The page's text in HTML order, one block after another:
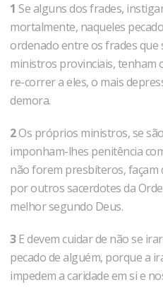
1 Se alguns dos frades,
mortalmente, naqueles
ordenado entre os frades que
ministros provinciais, tenham
re-correr a eles, o mais
demora.
2Os próprios ministros, se
imponham-lhes penitência
não forem presbíteros, façam
por outros sacerdotes da
melhor segundo Deus.
3E devem cuidar de não se
pecado de alguém, porque a
impedem a caridade em si e